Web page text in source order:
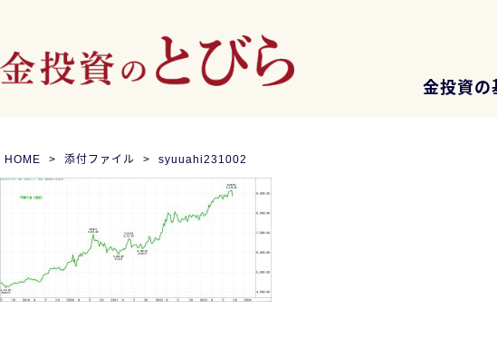
金投資の
HOME 添付ファイル syuuahi231002